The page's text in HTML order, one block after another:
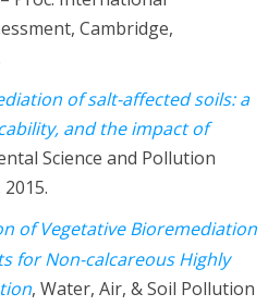
Cambridge,
of salt-affected soils: a
and the impact of
Science and Pollution
of Vegetative Bioremediation
for Non-calcareous Highly
, Water, Air, & Soil Pollution